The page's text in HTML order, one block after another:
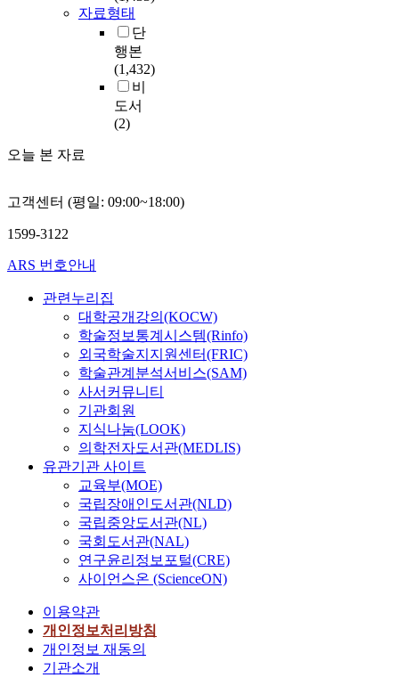
자료형태
단
행본
(1,432)
비
도서
(2)
오늘 본 자료
고객센터 (평일: 09:00~18:00)
1599-3122
ARS 번호안내
관련누리집
대학공개강의(KOCW)
학술정보통계시스템(Rinfo)
외국학술지지원센터(FRIC)
학술관계분석서비스(SAM)
사서커뮤니티
기관회원
지식나눔(LOOK)
의학전자도서관(MEDLIS)
유관기관 사이트
교육부(MOE)
국립장애인도서관(NLD)
국립중앙도서관(NL)
국회도서관(NAL)
연구윤리정보포털(CRE)
사이언스온 (ScienceON)
이용약관
개인정보처리방침
개인정보 재동의
기관소개